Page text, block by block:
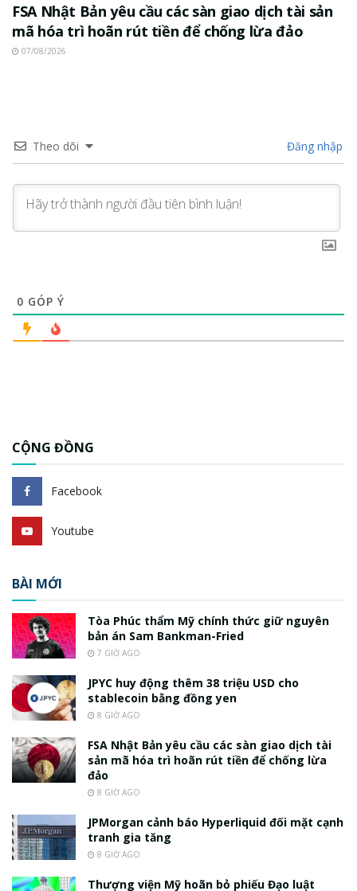
FSA Nhật Bản yêu cầu các sàn giao dịch tài sản
mã hóa trì hoãn rút tiền để chống lừa đảo
07/08/2026
Theo dõi Đăng nhập
0 GÓP Ý
CỘNG ĐỒNG
Facebook
Youtube
BÀI MỚI
Tòa Phúc thẩm Mỹ chính thức giữ nguyên
bản án Sam Bankman-Fried
7 GIỜ AGO
JPYC huy động thêm 38 triệu USD cho
stablecoin bằng đồng yen
8 GIỜ AGO
FSA Nhật Bản yêu cầu các sàn giao dịch tài
sản mã hóa trì hoãn rút tiền để chống lừa
đảo
8 GIỜ AGO
JPMorgan cảnh báo Hyperliquid đối mặt cạnh
tranh gia tăng
8 GIỜ AGO
Thượng viện Mỹ hoãn bỏ phiếu Đạo luật